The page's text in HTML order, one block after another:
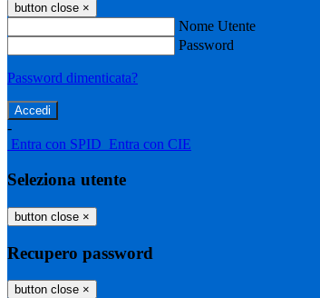
button close ×
Nome Utente
Password
Password dimenticata?
-
Entra con SPID Entra con CIE
Seleziona utente
button close ×
Recupero password
button close ×